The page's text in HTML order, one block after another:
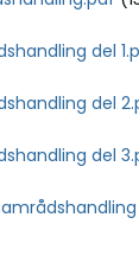
del
del
del